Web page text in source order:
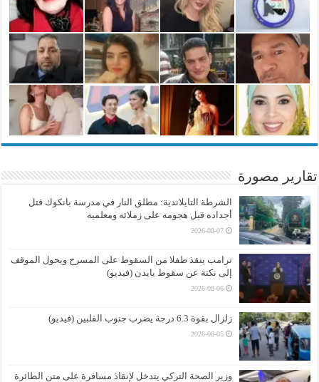
تقارير مصورة
الشرطة التايلاندية: مطلق النار في مدرسة بانكوك قتل
أجداده قبل هجومه على زملائه ومعلميه
2026-08-07
ترامب ينقذ طفلا من السقوط على المسرح ويحول الموقف
إلى نكتة عن سقوط بايدن (فيديو)
2026-08-06
زلزال بقوة 6.3 درجة يضرب جنوب الفلبين (فيديو)
2026-08-05
وزير الصحة التركي يتدخل لإنقاذ مسافرة على متن الطائرة